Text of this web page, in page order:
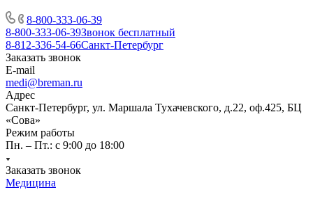
8-800-333-06-39
8-800-333-06-39Звонок бесплатный
8-812-336-54-66Санкт-Петербург
Заказать звонок
E-mail
medi@breman.ru
Адрес
Санкт-Петербург, ул. Маршала Тухачевского, д.22, оф.425, БЦ
«Сова»
Режим работы
Пн. – Пт.: с 9:00 до 18:00
Заказать звонок
Медицина